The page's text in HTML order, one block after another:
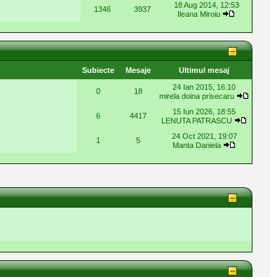
1346 3937
18 Aug 2014, 12:53
Ileana Miroiu
Subiecte Mesaje Ultimul mesaj
0 18
24 Ian 2015, 16:10
mirela doina prisecaru
6 4417
15 Iun 2026, 18:55
LENUTA PATRASCU
1 5
24 Oct 2021, 19:07
Manta Daniela